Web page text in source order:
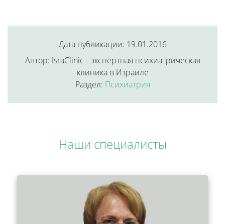
Дата публикации: 19.01.2016
Автор: IsraClinic - экспертная психиатрическая
клиника в Израиле
Раздел: Психиатрия
Наши специалисты